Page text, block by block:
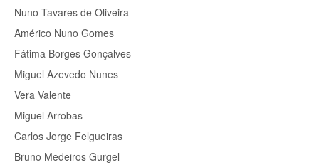
Nuno Tavares de Oliveira
Américo Nuno Gomes
Fátima Borges Gonçalves
Miguel Azevedo Nunes
Vera Valente
Miguel Arrobas
Carlos Jorge Felgueiras
Bruno Medeiros Gurgel